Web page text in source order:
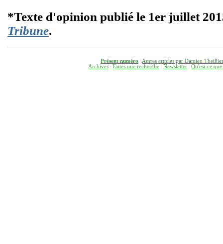
*Texte d'opinion publié le 1er juillet
Tribune.
Présent numéro
Autres articles par Damien Theillier
Archives
Faites une recherche Newsletter Qu'est-ce